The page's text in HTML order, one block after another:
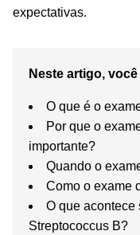
expectativas.
Neste artigo,
O que é o
Por que o
importante?
Quando o
Como o exame
O que acontece
Streptococcus B?